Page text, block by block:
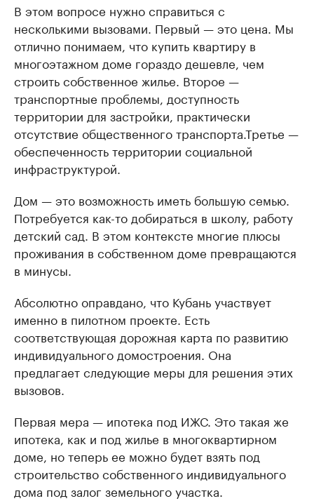
В этом вопросе нужно справиться с
несколькими вызовами. Первый — это цена. Мы
отлично понимаем, что купить квартиру в
многоэтажном доме гораздо дешевле, чем
строить собственное жилье. Второе —
транспортные проблемы, доступность
территории для застройки, практически
отсутствие общественного транспорта.Третье —
обеспеченность территории социальной
инфраструктурой.
Дом — это возможность иметь большую семью.
Потребуется как-то добираться в школу, работу
детский сад. В этом контексте многие плюсы
проживания в собственном доме превращаются
в минусы.
Абсолютно оправдано, что Кубань участвует
именно в пилотном проекте. Есть
соответствующая дорожная карта по развитию
индивидуального домостроения. Она
предлагает следующие меры для решения этих
вызовов.
Первая мера — ипотека под ИЖС. Это такая же
ипотека, как и под жилье в многоквартирном
доме, но теперь ее можно будет взять под
строительство собственного индивидуального
дома под залог земельного участка.